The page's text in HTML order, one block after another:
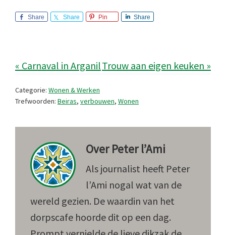
Share Share Pin Share
« Carnaval in ArganilTrouw aan eigen keuken »
Categorie: Wonen & Werken
Trefwoorden: Beiras, verbouwen, Wonen
OverPeter l’Ami
Als journalist heeft Peter
l’Ami nogal wat van de
wereld gezien. De waardin van het
dorpscafe hoorde dit op een dag.